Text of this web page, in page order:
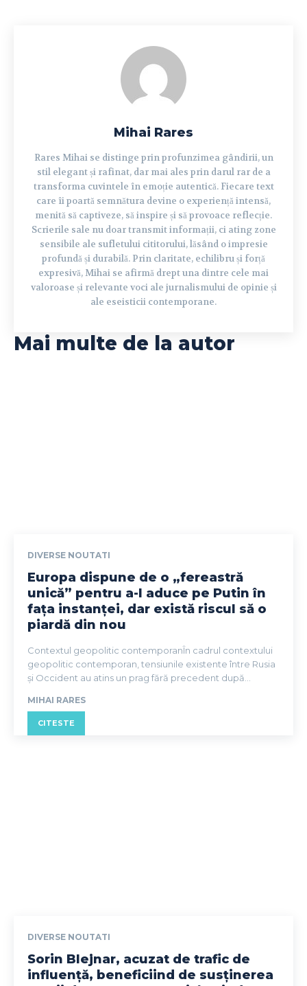
Mihai Rares
Rares Mihai se distinge prin profunzimea gândirii, un
stil elegant și rafinat, dar mai ales prin darul rar de a
transforma cuvintele în emoție autentică. Fiecare text
care îi poartă semnătura devine o experiență intensă,
menită să captiveze, să inspire și să provoace reflecție.
Scrierile sale nu doar transmit informații, ci ating zone
sensibile ale sufletului cititorului, lăsând o impresie
profundă și durabilă. Prin claritate, echilibru și forță
expresivă, Mihai se afirmă drept una dintre cele mai
valoroase și relevante voci ale jurnalismului de opinie și
ale eseisticii contemporane.
Mai multe de la autor
DIVERSE NOUTATI
Europa dispune de o „fereastră
unică” pentru a-l aduce pe Putin în
fața instanței, dar există riscul să o
piardă din nou
Contextul geopolitic contemporanÎn cadrul contextului
geopolitic contemporan, tensiunile existente între Rusia
și Occident au atins un prag fără precedent după...
MIHAI RARES
CITESTE
DIVERSE NOUTATI
Sorin Blejnar, acuzat de trafic de
influență, beneficiind de susținerea